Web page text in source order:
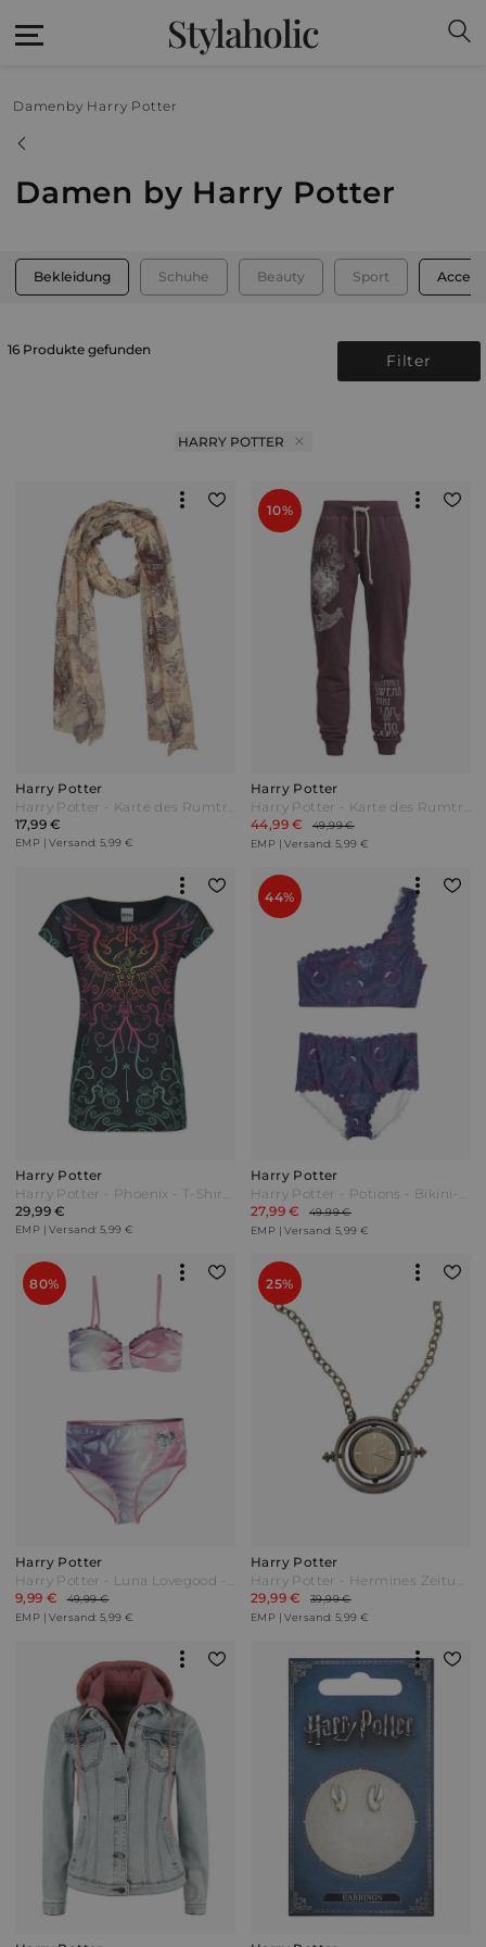
Stylaholic
Damen by Harry Potter
Damen by Harry Potter
Bekleidung Schuhe Beauty Sport
16 Produkte gefunden
Filter
HARRY POTTER
Harry Potter
Harry Potter - Karte des Rumtreibers - Tuch - multicolor - EMP Exklusiv! Bunt
17,99 €
EMP | Versand: 5,99 €
10%
Harry Potter
Harry Potter - Karte des Rumtreibers - Trainingshose - bordeaux meliert - EMP Exklusiv! Rot
44,99 €
49,99 €
EMP | Versand: 5,99 €
Harry Potter
Harry Potter - Phoenix - T-Shirt - schwarz - EMP Exklusiv!
29,99 €
EMP | Versand: 5,99 €
44%
Harry Potter
Harry Potter - Potions - Bikini-Set - multicolor - EMP Exklusiv! Bunt
27,99 €
49,99 €
EMP | Versand: 5,99 €
80%
Harry Potter
Harry Potter - Luna Lovegood - Wavy Edge - Bikini-Set - multicolor - EMP Exklusiv! Bunt
9,99 €
49,99 €
EMP | Versand: 5,99 €
25%
Harry Potter
Harry Potter - Hermines Zeitumkehrer - Kettenuhr - goldfarben
29,99 €
39,99 €
EMP | Versand: 5,99 €